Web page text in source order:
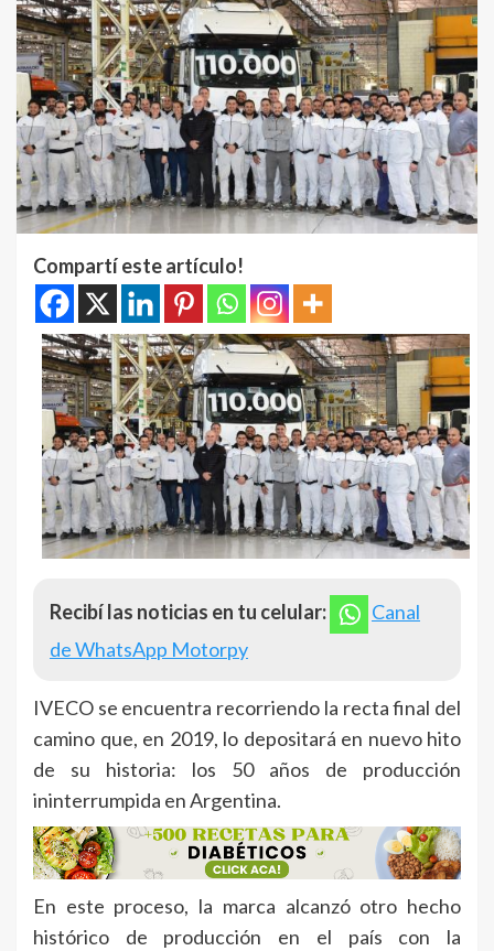
Compartí este artículo!
Recibí las noticias en tu celular:
Canal
de WhatsApp Motorpy
IVECO se encuentra recorriendo la recta final del
camino que, en 2019, lo depositará en nuevo hito
de su historia: los 50 años de producción
ininterrumpida en Argentina.
En este proceso, la marca alcanzó otro hecho
histórico de producción en el país con la